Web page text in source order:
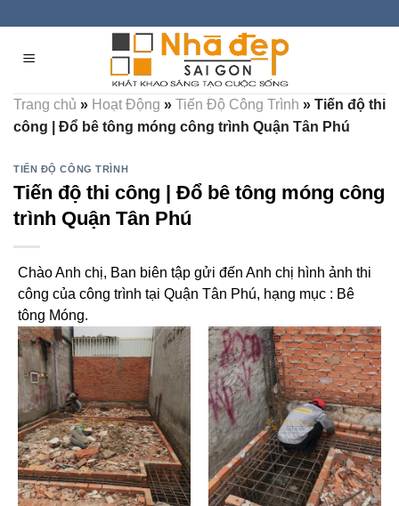
content
Trang chủ » Hoạt Động » Tiến Độ Công Trình » Tiến độ thi
công | Đổ bê tông móng công trình Quận Tân Phú
TIẾN ĐỘ CÔNG TRÌNH
Tiến độ thi công | Đổ bê tông móng công
trình Quận Tân Phú
Chào Anh chị, Ban biên tập gửi đến Anh chị hình ảnh thi
công của công trình tại Quận Tân Phú, hạng mục : Bê
tông Móng.